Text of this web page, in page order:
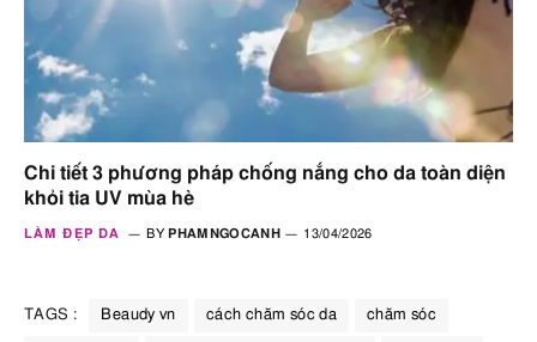
Chi tiết 3 phương pháp chống nắng cho da toàn diện
khỏi tia UV mùa hè
LÀM ĐẸP DA BY PHAMNGOCANH 13/04/2026
TAGS : Beaudy vn cách chăm sóc da chăm sóc